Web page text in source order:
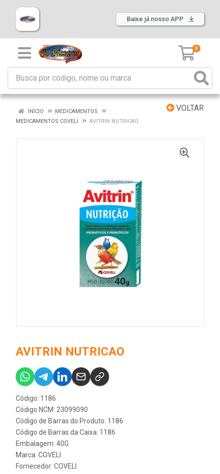
Baixe já nosso APP
0
VOLTAR
INÍCIO
MEDICAMENTOS
MEDICAMENTOS COVELI
AVITRIN NUTRICAO
AVITRIN NUTRICAO
Código: 1186
Código NCM: 23099090
Código de Barras do Produto: 1186
Código de Barras da Caixa: 1186
Embalagem: 40G
Marca: COVELI
Fornecedor: COVELI